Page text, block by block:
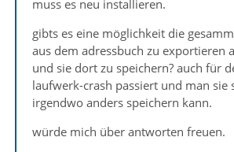
muss es neu installieren.
gibts es eine möglichkeit die
aus dem adressbuch zu exportieren
und sie dort zu speichern? auch für
laufwerk-crash passiert und man sie
irgendwo anders speichern kann.
würde mich über antworten freuen.